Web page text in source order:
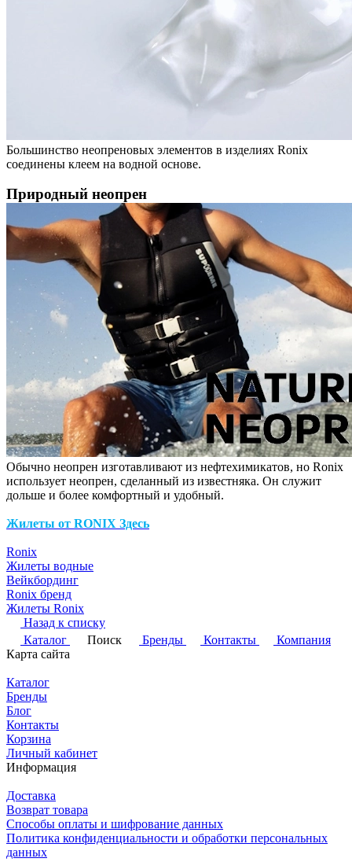
Большинство неопреновых элементов в изделиях Ronix
соединены клеем на водной основе.
Природный неопрен
Обычно неопрен изготавливают из нефтехимикатов, но Ronix
использует неопрен, сделанный из известняка. Он служит
дольше и более комфортный и удобный.
Жилеты от RONIX Здесь
Ronix
Жилеты водные
Вейкбординг
Ronix бренд
Жилеты Ronix
Назад к списку
Каталог
Поиск Бренды Контакты
Компания
Карта сайта
Каталог
Бренды
Блог
Контакты
Корзина
Личный кабинет
Информация
Доставка
Возврат товара
Способы оплаты и шифрование данных
Политика конфиденциальности и обработки персональных
данных